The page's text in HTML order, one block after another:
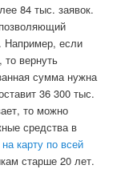
84 тыс. заявок.
Например, если
вернуть
сумма нужна
36 300 тыс.
то можно
средства в
на карту по всей
старше 20 лет.